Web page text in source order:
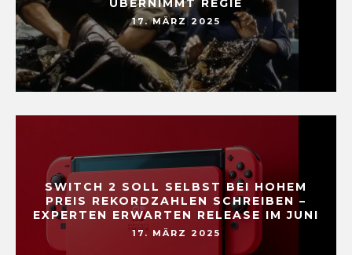
ÜBERNIMMT REGIE
17. MÄRZ 2025
SWITCH 2 SOLL SELBST BEI HOHEM
PREIS REKORDZAHLEN SCHREIBEN –
EXPERTEN ERWARTEN RELEASE IM JUNI
17. MÄRZ 2025